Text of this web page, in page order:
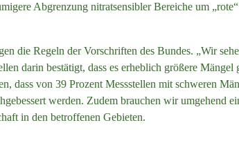
Abgrenzung nitratsensibler Bereiche um
die Regeln der Vorschriften des Bundes. „Wir
darin bestätigt, dass es erheblich größere Mängel
dass von 39 Prozent Messstellen mit schweren
werden. Zudem brauchen wir umgehend
in den betroffenen Gebieten.